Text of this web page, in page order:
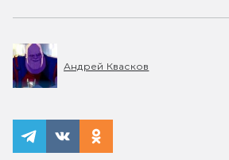
Андрей Квасков